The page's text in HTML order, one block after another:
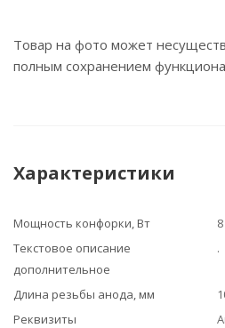
Товар на фото может
полным сохранением
Характеристики
Мощность конфорки, Вт
8
Текстовое описание
дополнительное
.
Длина резьбы анода, мм
Реквизиты